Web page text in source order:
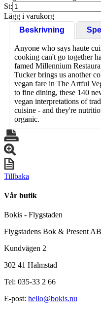
St:
Lägg i varukorg
Beskrivning
Anyone who says haute
cooking can't go together
famed Millennium
Tucker brings us another
vegan fare in The Artful
to fine dining, these 140
vegan interpretations of
cuisine - and they're
organic.
Tillbaka
Vår butik
Bokis - Flygstaden
Flygstadens Bok & Present AB
Kundvägen 2
302 41 Halmstad
Tel: 035-33 2 66
E-post: hello@bokis.nu